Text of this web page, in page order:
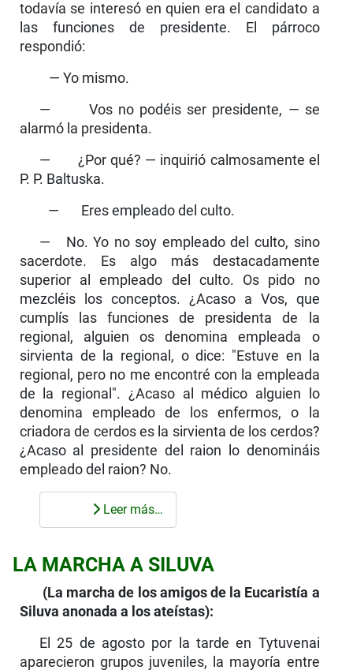
todavía se interesó en quien era el candidato a
las funciones de presidente. El párroco
respondió:
— Yo mismo.
— Vos no podéis ser presidente, — se
alarmó la presidenta.
— ¿Por qué? — inquirió calmosamente el
P. P. Baltuska.
— Eres empleado del culto.
— No. Yo no soy empleado del culto, sino
sacer­dote. Es algo más destacadamente
superior al emplea­do del culto. Os pido no
mezcléis los conceptos. ¿Acaso a Vos, que
cumplís las funciones de presidenta de la
regional, alguien os denomina empleada o
sirvienta de la regional, o dice: "Estuve en la
regional, pero no me encontré con la empleada
de la regional". ¿Acaso al médico alguien lo
denomina empleado de los enfermos, o la
criadora de cerdos es la sirvienta de los cerdos?
¿Acaso al presidente del raion lo denomináis
empleado del raion? No.
Leer más…
LA MARCHA A SILUVA
(La marcha de los amigos de la Eucaristía a
Siluva anonada a los ateístas):
El 25 de agosto por la tarde en Tytuvenai
aparecieron grupos juveniles, la mayoría entre